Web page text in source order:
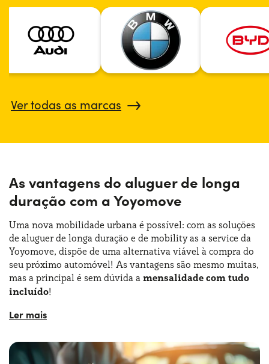
Ver todas as marcas
As vantagens do aluguer de longa
duração com a Yoyomove
Uma nova mobilidade urbana é possível: com as soluções
de aluguer de longa duração e de mobility as a service da
Yoyomove, dispõe de uma alternativa viável à compra do
seu próximo automóvel! As vantagens são mesmo muitas,
mas a principal é sem dúvida a mensalidade com tudo
incluído!
O aluguer de automóveis de longa duração sem
automóvel novo pagando uma mensalidade, que
permanece a mesma do início ao fim do contrato e inclui